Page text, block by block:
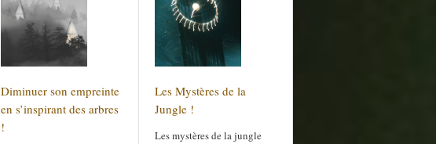
Diminuer son empreinte
en s’inspirant des arbres
!
Les Mystères de la
Jungle !
Les mystères de la jungle